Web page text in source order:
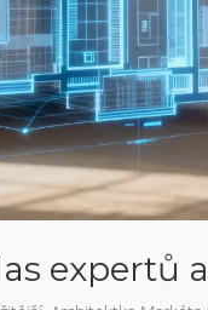
expertů